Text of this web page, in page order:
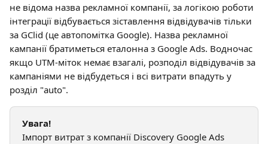
не відома назва рекламної компанії, за логікою роботи
інтеграції відбувається зіставлення відвідувачів тільки
за GClid (це автопомітка Google). Назва рекламної
кампанії братиметься еталонна з Google Ads. Водночас
якщо UTM-міток немає взагалі, розподіл відвідувачів за
кампаніями не відбудеться і всі витрати впадуть у
розділ "auto".
Увага!
Імпорт витрат з компанії Discovery Google Ads